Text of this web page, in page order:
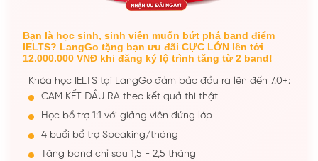
Bạn là học sinh, sinh viên muốn bứt phá band điểm
IELTS? LangGo tặng bạn ưu đãi CỰC LỚN lên tới
12.000.000 VNĐ khi đăng ký lộ trình tăng từ 2 band!
Khóa học IELTS tại LangGo đảm bảo đầu ra lên đến 7.0+:
CAM KẾT ĐẦU RA theo kết quả thi thật
Học bổ trợ 1:1 với giảng viên đứng lớp
4 buổi bổ trợ Speaking/tháng
Tăng band chỉ sau 1,5 - 2,5 tháng